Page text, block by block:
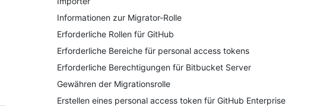
Informationen zur Migrator-Rolle
Erforderliche Rollen für GitHub
Erforderliche Bereiche für personal access tokens
Erforderliche Berechtigungen für Bitbucket Server
Gewähren der Migrationsrolle
Erstellen eines personal access token für GitHub Enterprise